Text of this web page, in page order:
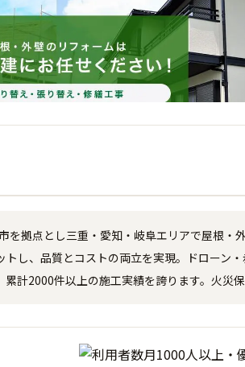
を拠点とし三重・愛知・岐阜エリアで屋根
し、品質とコストの両立を実現。ドローン
計2000件以上の施工実績を誇ります。火災